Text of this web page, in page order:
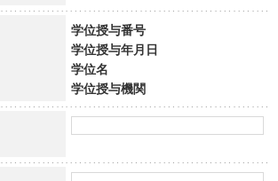
学位授与番号
学位授与年月日
学位名
学位授与機関